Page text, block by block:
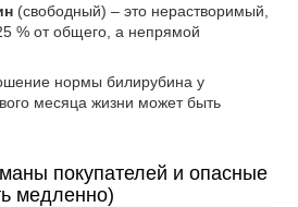
(свободный) – это нерастворимый,
% от общего, а непрямой
нормы билирубина у
месяца жизни может быть
покупателей и опасные
медленно)